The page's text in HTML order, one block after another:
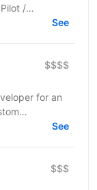
/
See
$$$$
for an
See
$$$